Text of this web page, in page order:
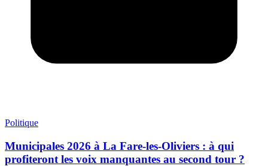
Politique
Municipales 2026 à La Fare-les-Oliviers : à qui
profiteront les voix manquantes au second tour ?